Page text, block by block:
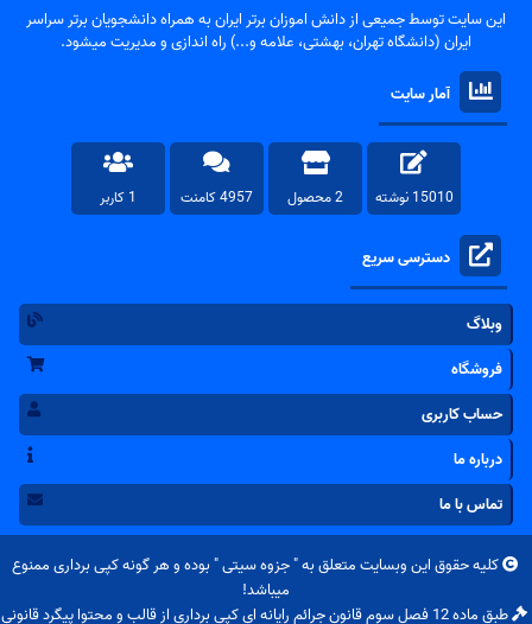
این سایت توسط جمیعی از دانش اموزان برتر ایران به همراه دانشجویان برتر سراسر
ایران (دانشگاه تهران، بهشتی، علامه و...) راه اندازی و مدیریت میشود.
آمار سایت
15010 نوشته 2 محصول 4957 کامنت 1 کاربر
دسترسی سریع
وبلاگ
فروشگاه
حساب کاربری
درباره ما
تماس با ما
کلیه حقوق این وبسایت متعلق به "جزوه سیتی" بوده و هر گونه کپی برداری ممنوع
میباشد!
طبق ماده 12 فصل سوم قانون جرائم رایانه ای کپی برداری از قالب و محتوا پیگرد قانونی